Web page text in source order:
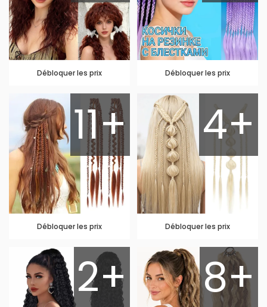
Débloquer les prix Débloquer les prix
11+
Débloquer les prix
4+
Débloquer les prix
2+ 8+